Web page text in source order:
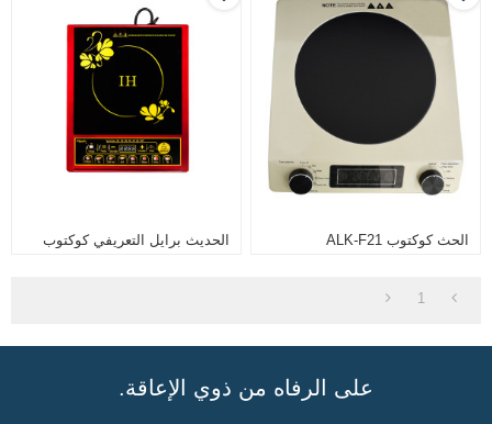
الحث كوكتوب ALK-F21 الحديث برايل التعريفي كوكتوب
1
على الرفاه من ذوي الإعاقة.